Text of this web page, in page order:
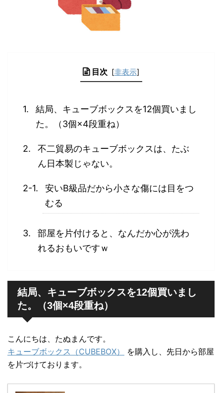
目次 [非表示]
結局、キューブボックスを12個買いまし
た。（3個×4段重ね）
不二貿易のキューブボックスは、たぶ
ん日本製じゃない。
安いB級品だから小さな傷には目をつ
むる
部屋を片付けると、なんだか心が洗わ
れるおもいですｗ
結局、キューブボックスを12個買いまし
た。（3個×4段重ね）
こんにちは、たぬまんです。
キューブボックス（CUBEBOX）
を購入し、先日から部屋
を片づけております。